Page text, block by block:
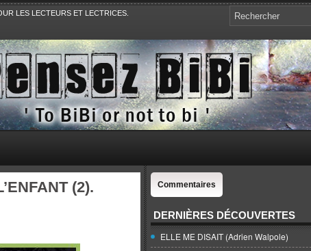
LES LECTEURS ET LECTRICES.
le Sport,. Avec Revue de presse et de blogs.
(2). Commentaires
DERNIÈRES DÉCOUVERTES
ELLE ME DISAIT (Adrien Walpole)